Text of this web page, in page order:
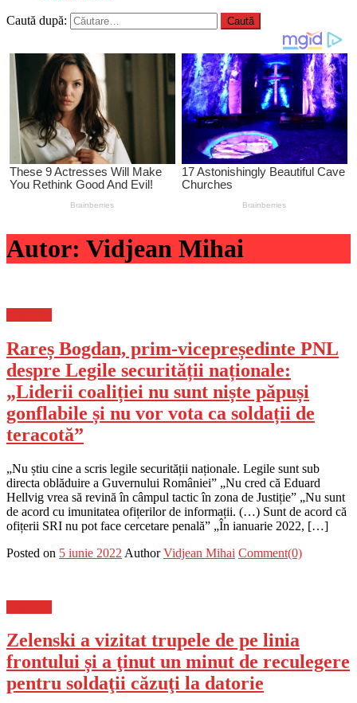
Caută după:
Autor: Vidjean Mihai
Rareș Bogdan, prim-vicepreședinte PNL
despre Legile securității naționale:
„Liderii coaliției nu sunt niște păpuși
gonflabile și nu vor vota ca soldații de
teracotă”
„Nu știu cine a scris legile securității naționale. Legile sunt sub
directa oblăduire a Guvernului României” „Nu cred că Eduard
Hellvig vrea să revină în câmpul tactic în zona de Justiție” „Nu sunt
de acord cu imunitatea ofițerilor de informații. (…) Sunt de acord că
ofițerii SRI nu pot face cercetare penală” „În ianuarie 2022, […]
Posted on 5 iunie 2022 Author Vidjean Mihai Comment(0)
Zelenski a vizitat trupele de pe linia
frontului și a ţinut un minut de reculegere
pentru soldaţii căzuţi la datorie